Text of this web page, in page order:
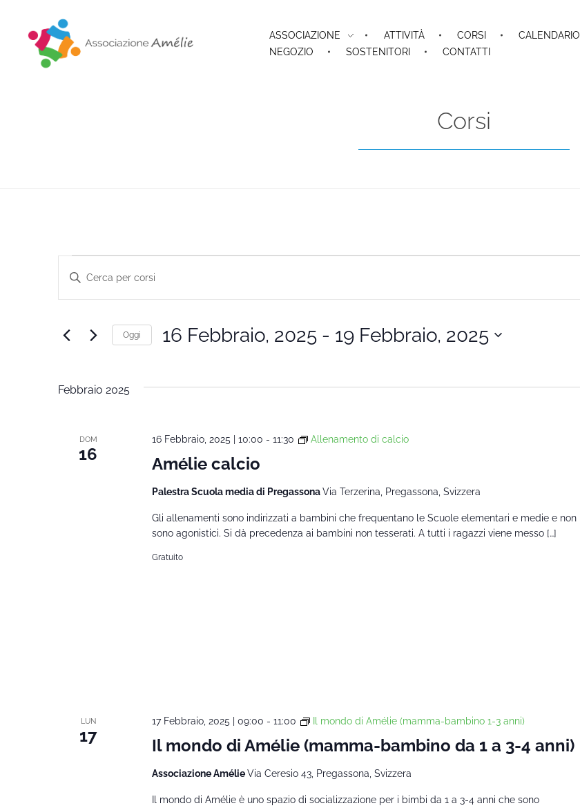
ASSOCIAZIONE ATTIVITÀ CORSI CALENDARIO
NEGOZIO
SOSTENITORI CONTATTI
Corsi
Corsi
viste
Navigazione
Inserisci
Cerca
Corsi
Chiave.
Oggi 16 Febbraio, 2025 - 19 Febbraio, 2025
Febbraio 2025
DOM
16 Amélie calcio
16 Febbraio, 2025 | 10:00 - 11:30 Allenamento di calcio
Palestra Scuola media di PregassonaVia Terzerina, Pregassona, Svizzera
Gli allenamenti sono indirizzati a bambini che frequentano le Scuole elementari e medie e non
sono agonistici. Si dà precedenza ai bambini non tesserati. A tutti i ragazzi viene messo […]
Gratuito
LUN
17 Il mondo di Amélie (mamma-bambino da 1 a 3-4 anni)
17 Febbraio, 2025 | 09:00 - 11:00 Il mondo di Amélie (mamma-bambino 1-3 anni)
Associazione AmélieVia Ceresio 43, Pregassona, Svizzera
Il mondo di Amélie è uno spazio di socializzazione per i bimbi da 1 a 3-4 anni che sono